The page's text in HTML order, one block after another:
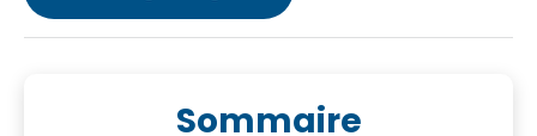
Sommaire